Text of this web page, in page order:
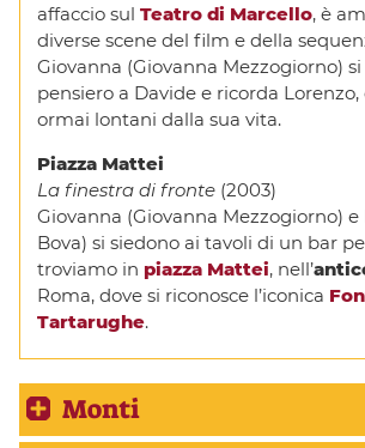
affaccio sul Teatro di Marcello, è
diverse scene del film e della
Giovanna (Giovanna Mezzogiorno)
pensiero a Davide e ricorda
ormai lontani dalla sua vita.
Piazza Mattei
La finestra di fronte(2003)
Giovanna (Giovanna Mezzogiorno) e
Bova) si siedono ai tavoli di un bar
troviamo in piazza Mattei, nell’
Roma, dove si riconosce l’iconica
Tartarughe.
Monti